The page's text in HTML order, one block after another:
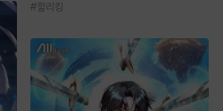
#할리킹